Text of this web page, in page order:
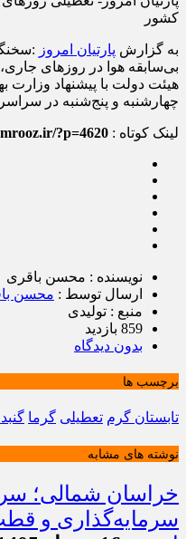
کشور
به گزارش پارتیان امروز
بی‌سابقه هوا در روزهای
هیئت دولت با پیشنهاد وزارت
چهارشنبه و پنج‌شنبه در
لینک کوتاه : ?p=4620
نویسنده : محسن باقری
ارسال توسط : محسن
منبع : تولیدی
859 بازدید
بدون دیدگاه
برچسب ها
تابستان گرم تعطیلی گرما
نوشته های مشابه
خراسان شمالی؛
سرمایه‌گذاری و